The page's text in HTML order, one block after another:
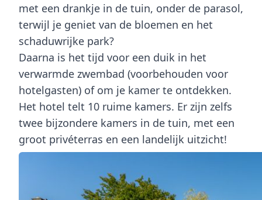
met een drankje in de tuin, onder de parasol,
terwijl je geniet van de bloemen en het
schaduwrijke park?
Daarna is het tijd voor een duik in het
verwarmde zwembad (voorbehouden voor
hotelgasten) of om je kamer te ontdekken.
Het hotel telt 10 ruime kamers. Er zijn zelfs
twee bijzondere kamers in de tuin, met een
groot privéterras en een landelijk uitzicht!